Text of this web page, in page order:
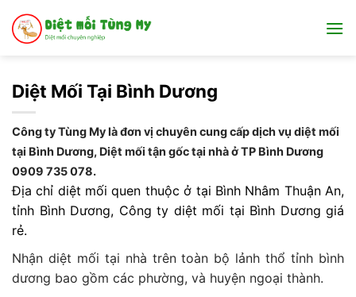
qua
Diệt Mối Tại Bình Dương
Công ty Tùng My là đơn vị chuyên cung cấp dịch vụ diệt mối
tại Bình Dương, Diệt mối tận gốc tại nhà ở TP Bình Dương
0909 735 078.
Địa chỉ diệt mối quen thuộc ở tại Bình Nhâm Thuận An,
tỉnh Bình Dương, Công ty diệt mối tại Bình Dương giá
rẻ.
Nhận diệt mối tại nhà trên toàn bộ lảnh thổ tỉnh bình
dương bao gồm các phường, và huyện ngoại thành.